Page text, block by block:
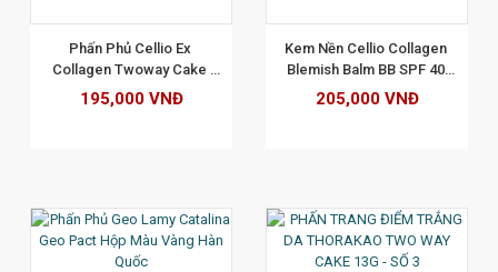
Phấn Phủ Cellio Ex
Collagen Twoway Cake
13gr - tone 21
195,000 VNĐ
Kem Nền Cellio Collagen
Blemish Balm BB SPF 40
PA+++Tone 21 - 40ML
205,000 VNĐ